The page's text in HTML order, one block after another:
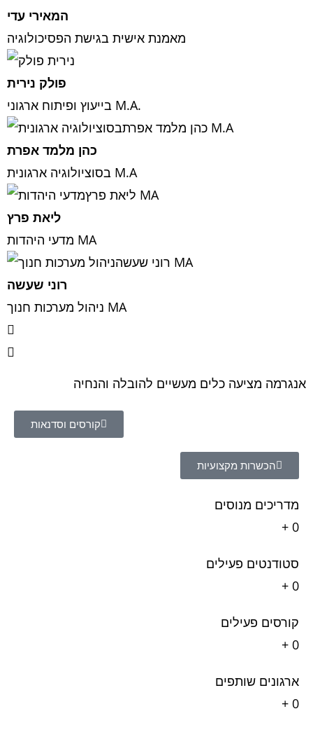
המאירי עדי
מאמנת אישית בגישת הפסיכולוגיה
פולק נירית
בייעוץ ופיתוח ארגוני M.A.
כהן מלמד אפרת
בסוציולוגיה ארגונית M.A
ליאת פרץ
מדעי היהדות MA
רוני שעשה
ניהול מערכות חנוך MA
אנגרמה מציעה כלים מעשיים להובלה והנחיה
קורסים וסדנאות
הכשרות מקצועיות
מדריכים מנוסים
0
+
סטודנטים פעילים
0
+
קורסים פעילים
0
+
ארגונים שותפים
0
+